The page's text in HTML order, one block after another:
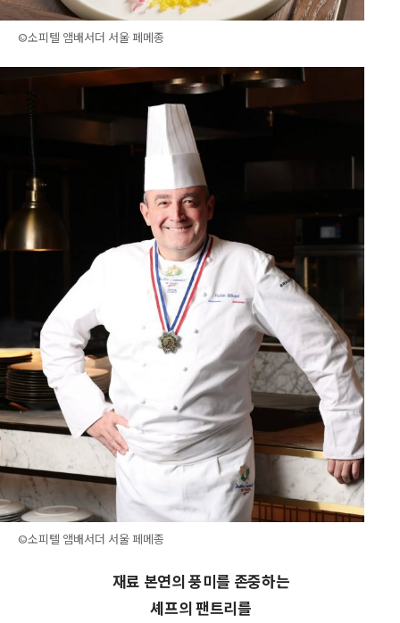
©소피텔 앰배서더 서울 페메종
©소피텔 앰배서더 서울 페메종
재료 본연의 풍미를 존중하는
셰프의 팬트리를